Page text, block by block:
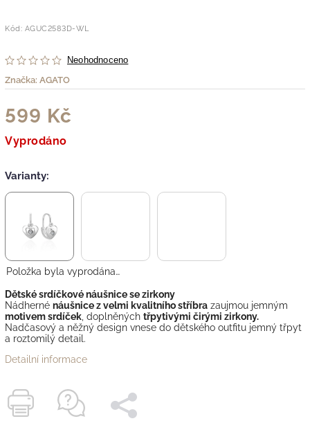
Kód: AGUC2583D-WL
Neohodnoceno
Značka: AGATO
599 Kč
Vyprodáno
Varianty:
Položka byla vyprodána…
Dětské srdíčkové náušnice se zirkony
Nádherné náušnice z velmi kvalitního stříbra zaujmou jemným
motivem srdíček , doplněných třpytivými čirými zirkony.
Nadčasový a něžný design vnese do dětského outfitu jemný třpyt
a roztomilý detail.
Detailní informace